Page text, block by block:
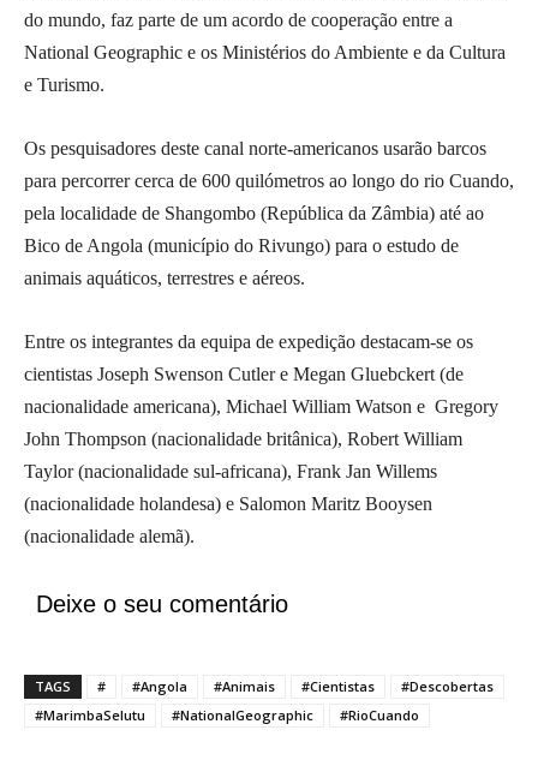
do mundo, faz parte de um acordo de cooperação entre a
National Geographic e os Ministérios do Ambiente e da Cultura
e Turismo.
Os pesquisadores deste canal norte-americanos usarão barcos
para percorrer cerca de 600 quilómetros ao longo do rio Cuando,
pela localidade de Shangombo (República da Zâmbia) até ao
Bico de Angola (município do Rivungo) para o estudo de
animais aquáticos, terrestres e aéreos.
Entre os integrantes da equipa de expedição destacam-se os
cientistas Joseph Swenson Cutler e Megan Gluebckert (de
nacionalidade americana), Michael William Watson e Gregory
John Thompson (nacionalidade britânica), Robert William
Taylor (nacionalidade sul-africana), Frank Jan Willems
(nacionalidade holandesa) e Salomon Maritz Booysen
(nacionalidade alemã).
Deixe o seu comentário
TAGS # #Angola #Animais #Cientistas
#Descobertas
#MarimbaSelutu
#NationalGeographic #RioCuando